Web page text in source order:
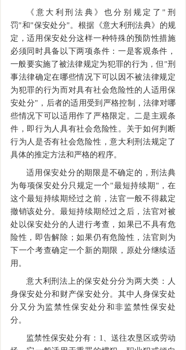
《意大利刑法典》也分别规定了"刑
罚"和"保安处分"。根据《意大利刑法典》的规
定，适用保安处分这样一种特殊的预防性措施
必须同时具备以下两项条件：一是客观条件，
一般要实施了被法律规定为犯罪的行为，但"刑
事法律确定在哪些情况下可以因不被法律规定
为犯罪的行为而对具有社会危险性的人适用保
安处分"，后者的适用受到严格控制，法律对哪
些情况下可以适用作了严格限定。二是主观条
件，即行为人具有社会危险性。关于如何判断
行为人是否有社会危险性，意大利刑法规定了
具体的推定方法和严格的程序。
适用保安处分的期限是不确定的，刑法典
为每项保安处分只规定一个"最短持续期"，在
这个最短持续期经过之前，法官一般不得裁定
撤销该处分。最短持续期经过之后，法官对被
处以保安处分的人进行考查，如果已不具有危
险性，即告解除；如果仍有危险性，法官则为
下一个考查确定一个新的期限，原处分继续适
用。
意大利刑法上的保安处分分为两大类：人
身保安处分和财产保安处分。其中人身保安处
分又分为监禁性保安处分和非监禁性保安处
分。
监禁性保安处分有：1、送往农垦区或劳动